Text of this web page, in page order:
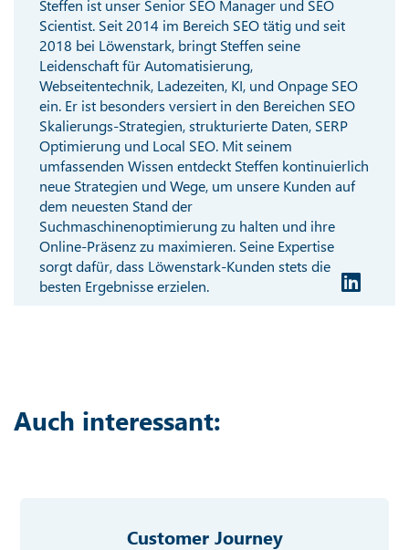
Steffen ist unser Senior SEO Manager und SEO
Scientist. Seit 2014 im Bereich SEO tätig und seit
2018 bei Löwenstark, bringt Steffen seine
Leidenschaft für Automatisierung,
Webseitentechnik, Ladezeiten, KI, und Onpage SEO
ein. Er ist besonders versiert in den Bereichen SEO
Skalierungs-Strategien, strukturierte Daten, SERP
Optimierung und Local SEO. Mit seinem
umfassenden Wissen entdeckt Steffen kontinuierlich
neue Strategien und Wege, um unsere Kunden auf
dem neuesten Stand der
Suchmaschinenoptimierung zu halten und ihre
Online-Präsenz zu maximieren. Seine Expertise
sorgt dafür, dass Löwenstark-Kunden stets die
besten Ergebnisse erzielen.
Auch interessant:
Customer Journey